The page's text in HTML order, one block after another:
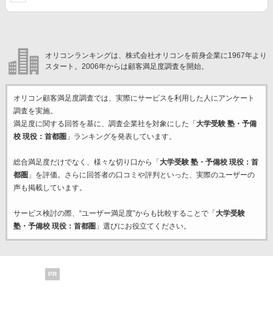
オリコンランキングは、株式会社オリコンを前身企業に1967年より
スタート。2006年からは顧客満足度調査を開始。
オリコン顧客満足度調査では、実際にサービスを利用した 人にアンケート
調査を実施。
満足度に関する回答を基に、調査企業社を対象にした「 大学受験 塾・予備
校 現役：首都圏 」ランキングを発表しています。
総合満足度だけでなく、様々な切り口から「 大学受験 塾・予備校 現役：首
都圏 」を評価。さらに回答者の口コミや評判といった、実際のユーザーの
声も掲載しています。
サービス検討の際、“ユーザー満足度”からも比較することで「 大学受験
塾・予備校 現役：首都圏 」選びにお役立てください。
PR